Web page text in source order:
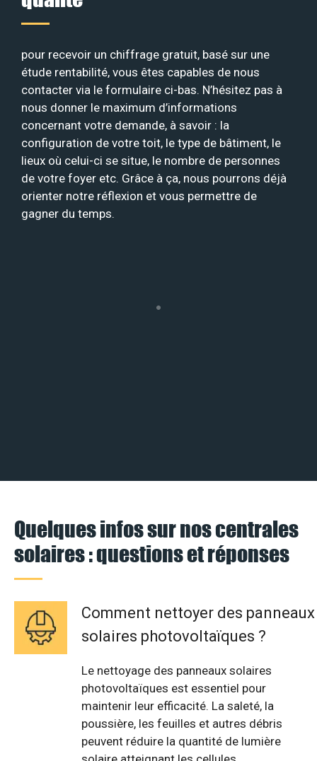
pour recevoir un chiffrage gratuit, basé sur une
étude rentabilité, vous êtes capables de nous
contacter via le formulaire ci-bas. N’hésitez pas à
nous donner le maximum d’informations
concernant votre demande, à savoir : la
configuration de votre toit, le type de bâtiment, le
lieux où celui-ci se situe, le nombre de personnes
de votre foyer etc. Grâce à ça, nous pourrons déjà
orienter notre réflexion et vous permettre de
gagner du temps.
Quelques infos sur nos centrales
solaires : questions et réponses
Comment nettoyer des panneaux
solaires photovoltaïques ?
Le nettoyage des panneaux solaires
photovoltaïques est essentiel pour
maintenir leur efficacité. La saleté, la
poussière, les feuilles et autres débris
peuvent réduire la quantité de lumière